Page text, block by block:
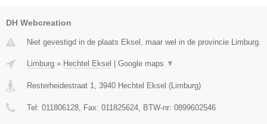
DH Webcreation
Niet gevestigd in de plaats Eksel, maar wel in de provincie Limburg.
Limburg » Hechtel Eksel | Google maps ▼
Resterheidestraat 1 3940 Hechtel Eksel (Limburg)
Tel: 011806128 , Fax: 011825624 , BTW-nr: 0899602546